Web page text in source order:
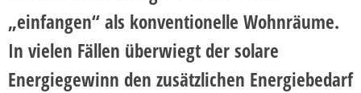
„einfangen“ als konventionelle Wohnräume.
In vielen Fällen überwiegt der solare
Energiegewinn den zusätzlichen Energiebedarf